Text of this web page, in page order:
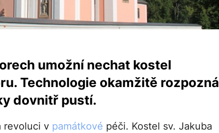
umožní nechat kostel
Technologie okamžitě rozpozná
dovnitř pustí.
revoluci v památkové péči. Kostel sv. Jakuba